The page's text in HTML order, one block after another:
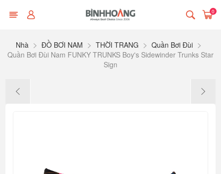
0
Nhà ĐỒ BƠI NAM THỜI TRANG
Quần Bơi Đùi
Quần Bơi Đùi Nam FUNKY TRUNKS Boy's Sidewinder Trunks Star
Sign